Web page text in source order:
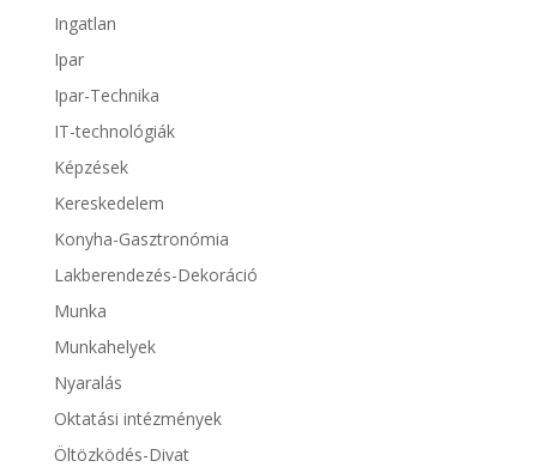
Ingatlan
Ipar
Ipar-Technika
IT-technológiák
Képzések
Kereskedelem
Konyha-Gasztronómia
Lakberendezés-Dekoráció
Munka
Munkahelyek
Nyaralás
Oktatási intézmények
Öltözködés-Divat